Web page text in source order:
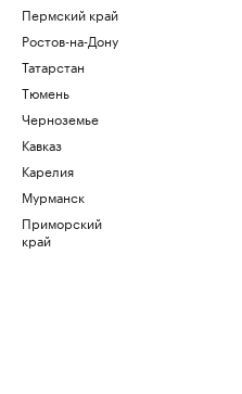
Пермский край
Ростов-на-Дону
Татарстан
Тюмень
Черноземье
Кавказ
Карелия
Мурманск
Приморский
край